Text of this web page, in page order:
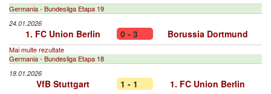
Germania - Bundesliga Etapa 19
24.01.2026
1. FC Union Berlin 0 - 3 Borussia Dortmund
Mai multe rezultate
Germania - Bundesliga Etapa 18
18.01.2026
VfB Stuttgart 1 - 1 1. FC Union Berlin